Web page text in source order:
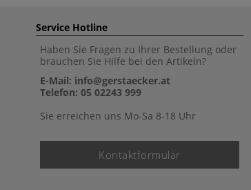
Service Hotline
Haben Sie Fragen zu Ihrer Bestellung oder
brauchen Sie Hilfe bei den Artikeln?
E-Mail: info@gerstaecker.at
Telefon: 05 02243 999
Sie erreichen uns Mo-Sa 8-18 Uhr
Kontaktformular